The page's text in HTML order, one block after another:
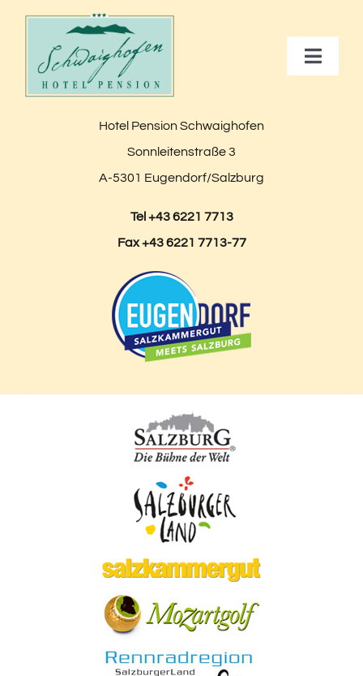
content
Toggle
Zimmer & Preise
Gruppenreisen
Gastronomie Tipps
Hotel Pension Schwaighofen
Sonnleitenstraße 3
A-5301 Eugendorf/Salzburg
Tel +43 6221 7713
Fax +43 6221 7713-77